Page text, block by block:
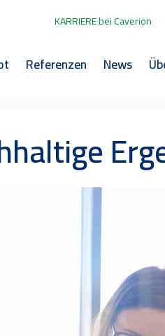
KARRIERE bei Caverion
Referenzen News